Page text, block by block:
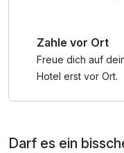
Zahle vor Ort
Freue dich auf
Hotel erst vor Ort.
Darf es ein